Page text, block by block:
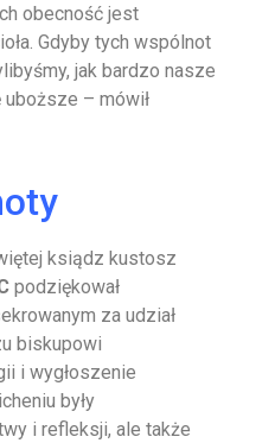
obecność jest
Gdyby tych wspólnot
jak bardzo nasze
– mówił
ksiądz kustosz
podziękował
za udział
biskupowi
i wygłoszenie
były
i refleksji, ale także